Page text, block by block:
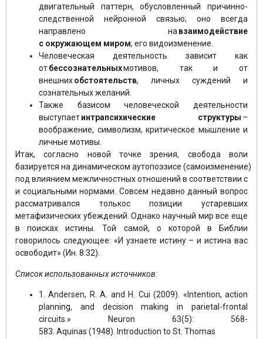
двигательный паттерн, обусловленный причинно-
следственной нейронной связью; оно всегда
направлено навзаимодействие
с окружающем миром, его видоизменение.
Человеческая деятельность зависит как
отбессознательныхмотивов, так и от
внешнихобстоятельств, личных суждений и
сознательных желаний.
Также базисом человеческой деятельности
выступаетинтрапсихические структуры –
воображение, символизм, критическое мышление и
личные мотивы.
Итак, согласно новой точке зрения, свобода воли
базируется на динамическом аутопоэзисе (самоизменение)
под влиянием межличностных отношений в соответствии с
и социальными нормами. Совсем недавно данный вопрос
рассматривался толькос позиции устаревших
метафизических убеждений. Однако научный мир все еще
в поисках истины. Той самой, о которой в Библии
говорилось следующее: «И узнаете истину – и истина вас
освободит» (Ин. 8:32).
Список использованных источников:
1. Andersen, R. A. and H. Cui (2009). «Intention, action
planning, and decision making in parietal-frontal
circuits.» Neuron 63(5): 568-
583. Aquinas (1948). Introduction to St. Thomas